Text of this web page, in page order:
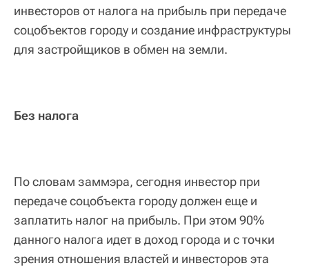
инвесторов от налога на прибыль при передаче
соцобъектов городу и создание инфраструктуры
для застройщиков в обмен на земли.
Без налога
По словам заммэра, сегодня инвестор при
передаче соцобъекта городу должен еще и
заплатить налог на прибыль. При этом 90%
данного налога идет в доход города и с точки
зрения отношения властей и инвесторов эта